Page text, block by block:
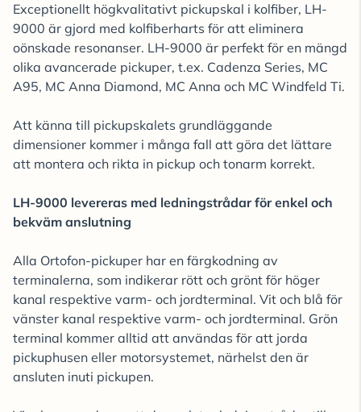
Exceptionellt högkvalitativt pickupskal i kolfiber, LH-
9000 är gjord med kolfiberharts för att eliminera
oönskade resonanser. LH-9000 är perfekt för en mängd
olika avancerade pickuper, t.ex. Cadenza Series, MC
A95, MC Anna Diamond, MC Anna och MC Windfeld Ti.
Att känna till pickupskalets grundläggande
dimensioner kommer i många fall att göra det lättare
att montera och rikta in pickup och tonarm korrekt.
LH-9000 levereras med ledningstrådar för enkel och
bekväm anslutning
Alla Ortofon-pickuper har en färgkodning av
terminalerna, som indikerar rött och grönt för höger
kanal respektive varm- och jordterminal. Vit och blå för
vänster kanal respektive varm- och jordterminal. Grön
terminal kommer alltid att användas för att jorda
pickuphusen eller motorsystemet, närhelst den är
ansluten inuti pickupen.